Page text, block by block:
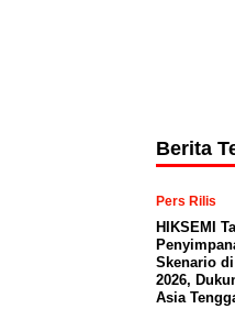
Berita
Pers Rilis
HIKSEMI
Skenario
2026,
Asia